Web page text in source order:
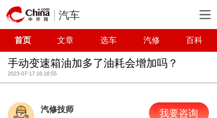
汽车
首页 文章 选车 汽修 百科
手动变速箱油加多了油耗会增加吗？
2023-07-17 16:18:55
汽修技师 我要咨询